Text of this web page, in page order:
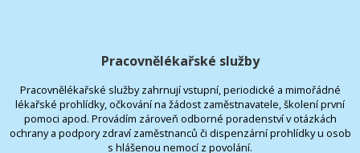
Pracovnělékařské služby
Pracovnělékařské služby zahrnují vstupní, periodické a mimořádné
lékařské prohlídky, očkování na žádost zaměstnavatele, školení první
pomoci apod. Provádím zároveň odborné poradenství v otázkách
ochrany a podpory zdraví zaměstnanců či dispenzární prohlídky u osob
s hlášenou nemocí z povolání.